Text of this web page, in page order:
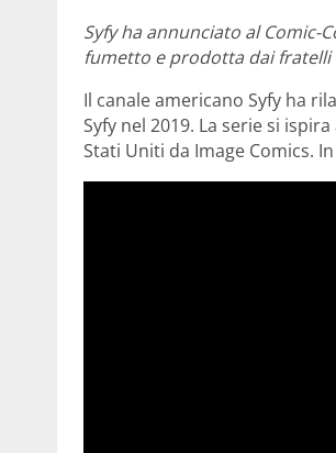
Syfy ha annunciato al Comic-
fumetto e prodotta dai fratelli
Il canale americano Syfy ha
Syfy nel 2019. La serie si
Stati Uniti da Image Comics.